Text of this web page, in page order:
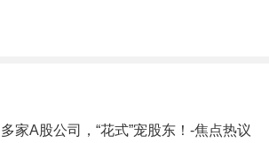
多家A股公司，“花式”宠股东！-焦点热议